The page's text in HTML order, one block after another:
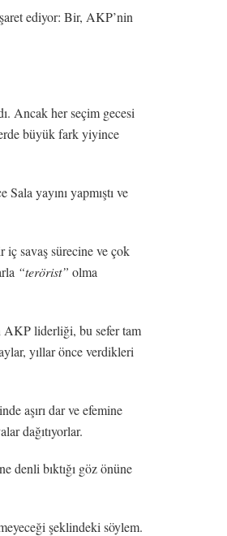
ediyor: Bir, AKP’nin
Ancak her seçim gecesi
büyük fark yiyince
yayını yapmıştı ve
iç savaş sürecine ve çok
“terörist” olma
AKP liderliği, bu sefer tam
yıllar önce verdikleri
aşırı dar ve efemine
dağıtıyorlar.
denli bıktığı göz önüne
şeklindeki söylem.